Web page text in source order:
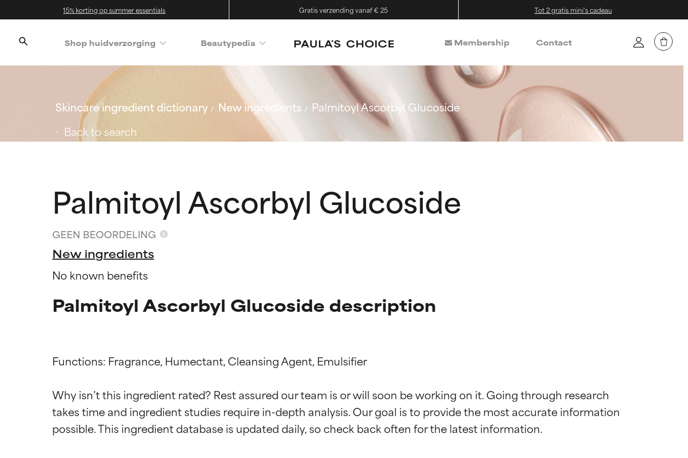
15% korting op summer essentials Gratis verzending vanaf € 25 Tot 2 gratis mini's cadeau
Shop huidverzorging Beautypedia Membership Contact
Skincare ingredient dictionary New ingredients
Palmitoyl Ascorbyl Glucoside
Back to search
Palmitoyl Ascorbyl Glucoside
GEEN BEOORDELING
New ingredients
No known benefits
Palmitoyl Ascorbyl Glucoside description
Functions: Fragrance, Humectant, Cleansing Agent, Emulsifier
Why isn’t this ingredient rated? Rest assured our team is or will soon be working on it. Going through research
takes time and ingredient studies require in-depth analysis. Our goal is to provide the most accurate information
Beoordelingen van ingrediënten
BESTE
Beoordelingen van ingrediënten
BESTE